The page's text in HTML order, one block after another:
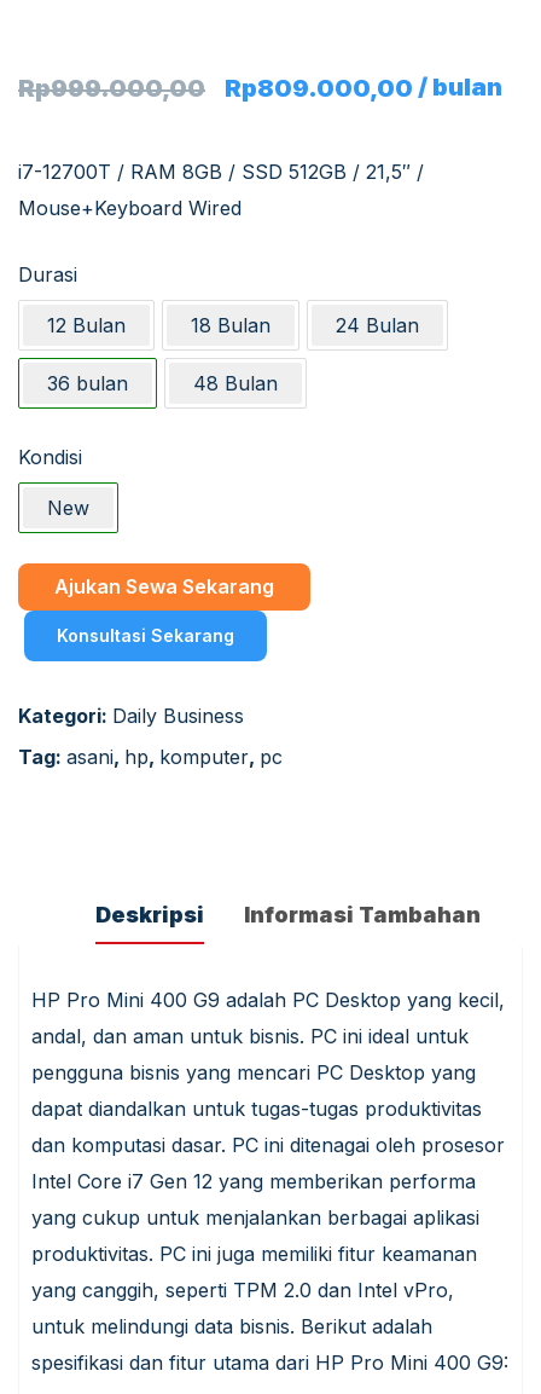
Rp999.000,00 Rp809.000,00 / bulan
i7-12700T / RAM 8GB / SSD 512GB / 21,5″ /
Mouse+Keyboard Wired
Durasi
12 Bulan 18 Bulan 24 Bulan
36 bulan 48 Bulan
Kondisi
New
Ajukan Sewa Sekarang
Konsultasi Sekarang
Kategori: Daily Business
Tag: asani, hp, komputer, pc
Deskripsi Informasi Tambahan
HP Pro Mini 400 G9 adalah PC Desktop yang kecil,
andal, dan aman untuk bisnis. PC ini ideal untuk
pengguna bisnis yang mencari PC Desktop yang
dapat diandalkan untuk tugas-tugas produktivitas
dan komputasi dasar. PC ini ditenagai oleh prosesor
Intel Core i7 Gen 12 yang memberikan performa
yang cukup untuk menjalankan berbagai aplikasi
produktivitas. PC ini juga memiliki fitur keamanan
yang canggih, seperti TPM 2.0 dan Intel vPro,
untuk melindungi data bisnis. Berikut adalah
spesifikasi dan fitur utama dari HP Pro Mini 400 G9: